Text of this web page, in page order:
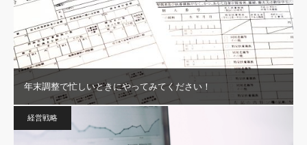
年末調整で忙しいときにやってみてください！
経営戦略